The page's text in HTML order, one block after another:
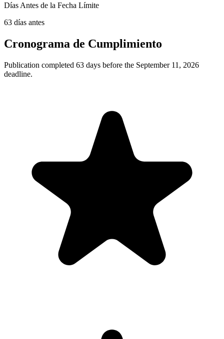
Días Antes de la Fecha Límite
63 días antes
Cronograma de Cumplimiento
Publication completed 63 days before the September 11, 2026
deadline.